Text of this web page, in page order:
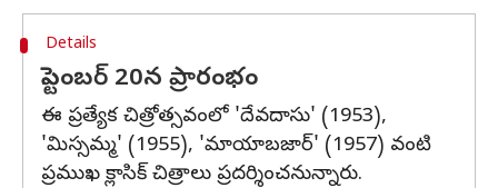
Details
సెప్టెంబర్ 20న ప్రారంభం
ఈ ప్రత్యేక చిత్రోత్సవంలో 'దేవదాసు' (1953),
'మిస్సమ్మ' (1955), 'మాయాబజార్' (1957) వంటి
ప్రముఖ క్లాసిక్ చిత్రాలు ప్రదర్శించనున్నారు.